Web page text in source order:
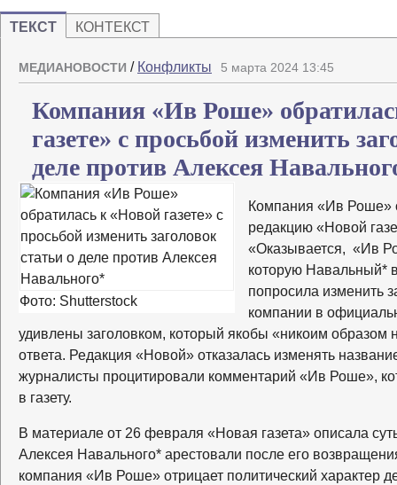
ТЕКСТ КОНТЕКСТ
МЕДИАНОВОСТИ / Конфликты 5 марта 2024 13:45
Компания «Ив Роше»
газете» с просьбой изменить
деле против Алексея
Фото: Shutterstock
Компания «Ив Роше»
редакцию «Новой
«Оказывается, «Ив
которую Навальный*
попросила изменить
компании в
удивлены заголовком, который якобы «никоим образом
ответа. Редакция «Новой» отказалась изменять
журналисты процитировали комментарий «Ив Роше»,
в газету.
В материале от 26 февраля «Новая газета» описала
Алексея Навального* арестовали после его
компания «Ив Роше» отрицает политический характер